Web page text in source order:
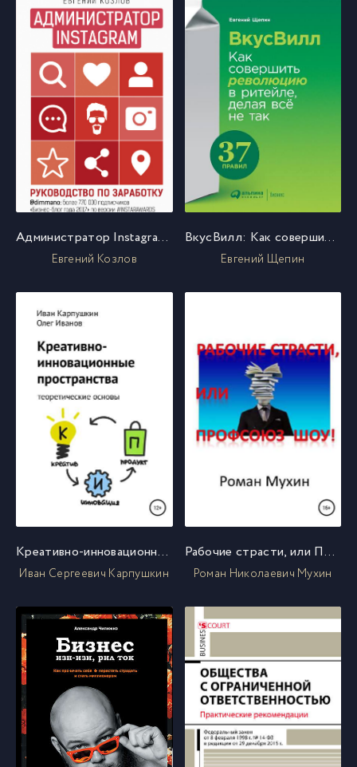
Администратор Instagram. Руководство по заработку
Евгений Козлов
ВкусВилл: Как совершить революцию в ритейле, делая всё не так
Евгений Щепин
Креативно-инновационные пространства: теоретические основы
Иван Сергеевич Карпушкин
Рабочие страсти, или Профсоюз Шоу!
Роман Николаевич Мухин